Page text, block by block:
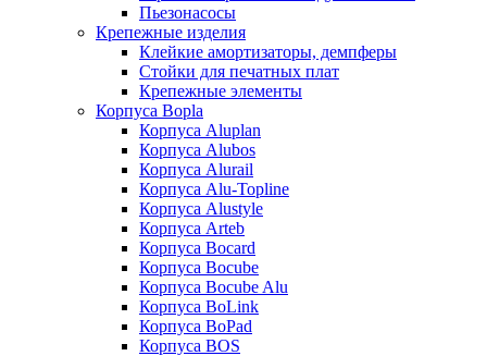
Пьезонасосы
Крепежные изделия
Клейкие амортизаторы, демпферы
Стойки для печатных плат
Крепежные элементы
Корпуса Bopla
Корпуса Aluplan
Корпуса Alubos
Корпуса Alurail
Корпуса Alu-Topline
Корпуса Alustyle
Корпуса Arteb
Корпуса Bocard
Корпуса Bocube
Корпуса Bocube Alu
Корпуса BoLink
Корпуса BoPad
Корпуса BOS